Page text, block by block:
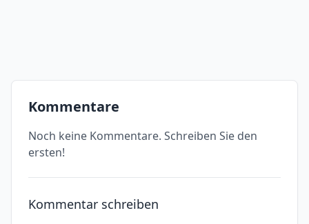
Kommentare
Noch keine Kommentare. Schreiben Sie den
ersten!
Kommentar schreiben